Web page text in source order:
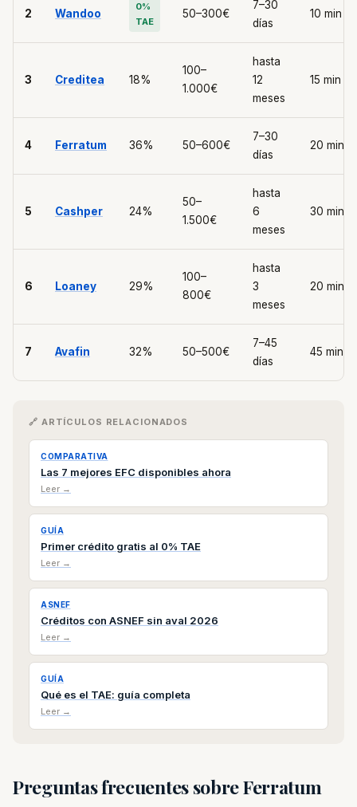
2 Wandoo
0%
TAE
50–300€
7–30
días
10 min
3 Creditea 18%
100–
1.000€
hasta
12
meses
15 min
4 Ferratum 36% 50–600€
7–30
días
20 min
5 Cashper 24%
50–
1.500€
hasta
6
meses
30 min
6 Loaney 29%
100–
800€
hasta
3
meses
20 min
7 Avafin 32% 50–500€
7–45
días
45 min
🔗 ARTÍCULOS RELACIONADOS
COMPARATIVA
Las 7 mejores EFC disponibles ahora
Leer →
GUÍA
Primer crédito gratis al 0% TAE
Leer →
ASNEF
Créditos con ASNEF sin aval 2026
Leer →
GUÍA
Qué es el TAE: guía completa
Leer →
Preguntas frecuentes sobre Ferratum